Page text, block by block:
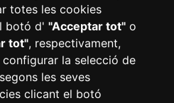
totes les cookies
botó d' "Acceptar tot"o
tot", respectivament,
la selecció de
les seves
clicant el botó
Informació bàsica RGPD
Accessibilitat
Perfil de contractant
cookies